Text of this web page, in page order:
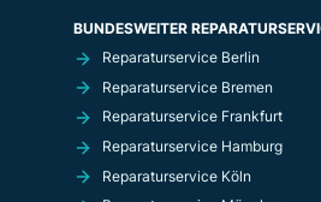
BUNDESWEITER
Reparaturservice Berlin
Reparaturservice Bremen
Reparaturservice Frankfurt
Reparaturservice Hamburg
Reparaturservice Köln